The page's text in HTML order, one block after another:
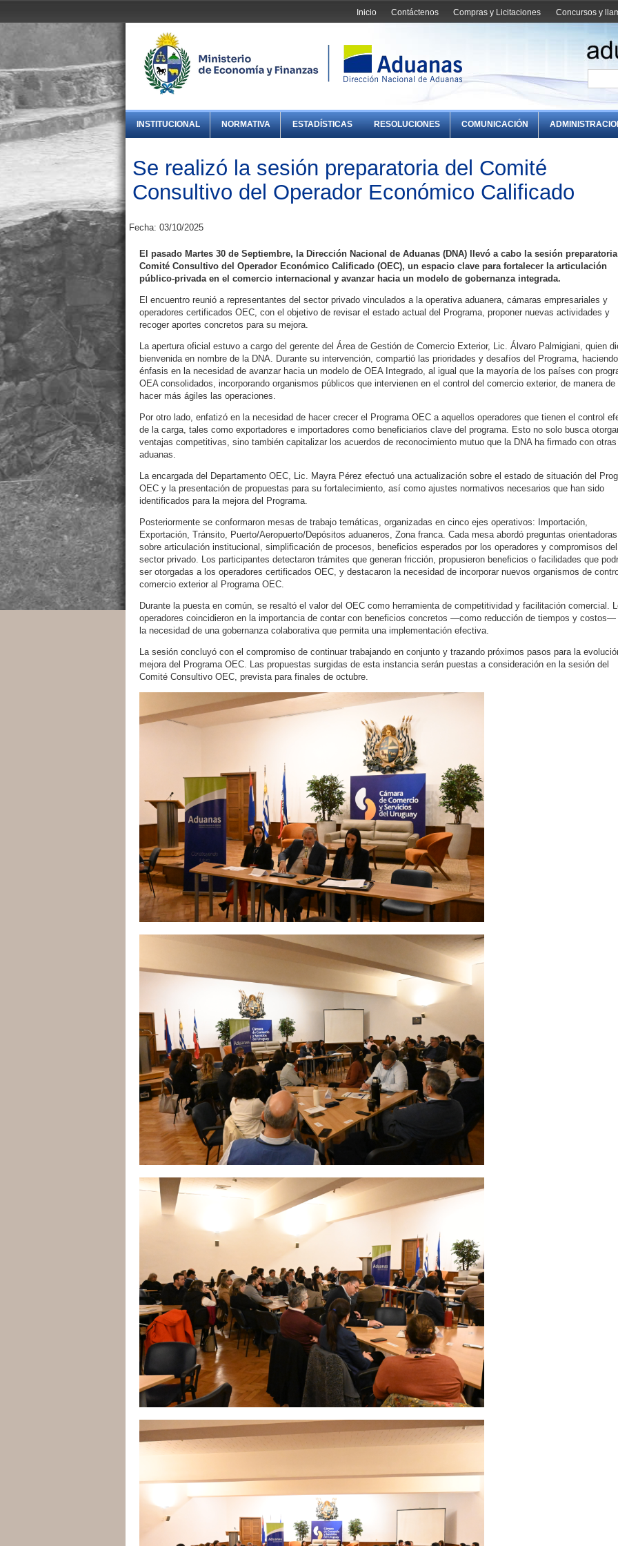
Concursos y
Compras y Licitaciones
Contáctenos
Inicio
INSTITUCIONAL NORMATIVA ESTADÍSTICAS RESOLUCIONES COMUNICACIÓN
Se realizó la sesión preparatoria del Comité
Consultivo del Operador Económico Calificado
Fecha: 03/10/2025
El pasado Martes 30 de Septiembre, la Dirección Nacional de Aduanas (DNA) llevó a cabo la sesión
Comité Consultivo del Operador Económico Calificado (OEC), un espacio clave para fortalecer la articulación
público-privada en el comercio internacional y avanzar hacia un modelo de gobernanza integrada.
El encuentro reunió a representantes del sector privado vinculados a la operativa aduanera, cámaras empresariales y
operadores certificados OEC, con el objetivo de revisar el estado actual del Programa, proponer nuevas actividades y
recoger aportes concretos para su mejora.
La apertura oficial estuvo a cargo del gerente del Área de Gestión de Comercio Exterior, Lic. Álvaro Palmigiani, quien
bienvenida en nombre de la DNA. Durante su intervención, compartió las prioridades y desafíos del Programa, haciendo
énfasis en la necesidad de avanzar hacia un modelo de OEA Integrado, al igual que la mayoría de los países con
OEA consolidados, incorporando organismos públicos que intervienen en el control del comercio exterior, de manera de
hacer más ágiles las operaciones.
Por otro lado, enfatizó en la necesidad de hacer crecer el Programa OEC a aquellos operadores que tienen el control
de la carga, tales como exportadores e importadores como beneficiarios clave del programa. Esto no solo busca
ventajas competitivas, sino también capitalizar los acuerdos de reconocimiento mutuo que la DNA ha firmado con otras
aduanas.
La encargada del Departamento OEC, Lic. Mayra Pérez efectuó una actualización sobre el estado de situación del
OEC y la presentación de propuestas para su fortalecimiento, así como ajustes normativos necesarios que han sido
identificados para la mejora del Programa.
Posteriormente se conformaron mesas de trabajo temáticas, organizadas en cinco ejes operativos: Importación,
Exportación, Tránsito, Puerto/Aeropuerto/Depósitos aduaneros, Zona franca. Cada mesa abordó preguntas orientadoras
sobre articulación institucional, simplificación de procesos, beneficios esperados por los operadores y compromisos del
sector privado. Los participantes detectaron trámites que generan fricción, propusieron beneficios o facilidades que
ser otorgadas a los operadores certificados OEC, y destacaron la necesidad de incorporar nuevos organismos de
comercio exterior al Programa OEC.
Durante la puesta en común, se resaltó el valor del OEC como herramienta de competitividad y facilitación comercial.
operadores coincidieron en la importancia de contar con beneficios concretos —como reducción de tiempos y costos—
la necesidad de una gobernanza colaborativa que permita una implementación efectiva.
La sesión concluyó con el compromiso de continuar trabajando en conjunto y trazando próximos pasos para la
mejora del Programa OEC. Las propuestas surgidas de esta instancia serán puestas a consideración en la sesión del
Comité Consultivo OEC, prevista para finales de octubre.